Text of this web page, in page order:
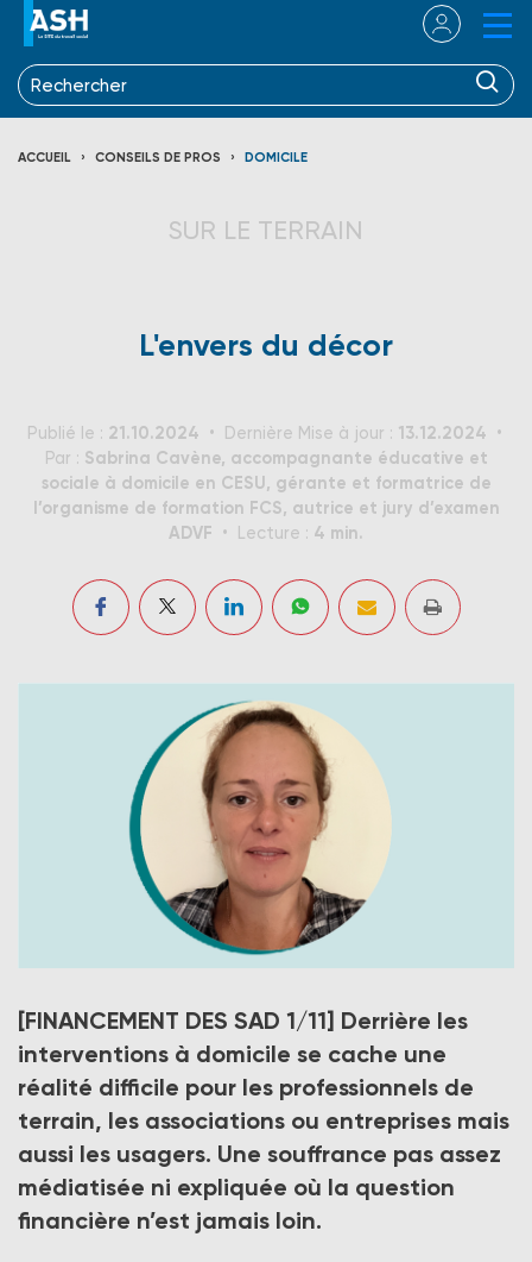
ACCUEIL CONSEILS DE PROS DOMICILE
SUR LE TERRAIN
L'envers du décor
Publié le : 21.10.2024 Dernière Mise à jour : 13.12.2024
Par : Sabrina Cavène, accompagnante éducative et
sociale à domicile en CESU, gérante et formatrice de
l’organisme de formation FCS, autrice et jury d’examen
ADVF
Lecture : 4 min.
capacité des entreprises et associations du service à
la personne à offrir des services de qualité et à
Sabrina Cavène, accompagnante éducative et
sociale à domicile en CESU, gérante et formatrice de
l’organisme de formation FCS, autrice et jury
d’examen ADVF.
Crédit photo DR
[FINANCEMENT DES SAD 1/11] Derrière les
interventions à domicile se cache une
réalité difficile pour les professionnels de
terrain, les associations ou entreprises mais
aussi les usagers. Une souffrance pas assez
médiatisée ni expliquée où la question
financière n’est jamais loin.